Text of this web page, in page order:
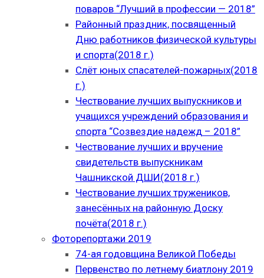
поваров “Лучший в профессии — 2018”
Районный праздник, посвященный
Дню работников физической культуры
и спорта(2018 г.)
Слёт юных спасателей-пожарных(2018
г.)
Чествование лучших выпускников и
учащихся учреждений образования и
спорта “Созвездие надежд – 2018”
Чествование лучших и вручение
свидетельств выпускникам
Чашникской ДШИ(2018 г.)
Чествование лучших тружеников,
занесённых на районную Доску
почёта(2018 г.)
Фоторепортажи 2019
74-ая годовщина Великой Победы
Первенство по летнему биатлону 2019